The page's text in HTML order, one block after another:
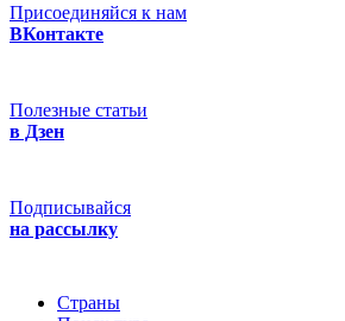
Присоединяйся к нам
ВКонтакте
Полезные статьи
в Дзен
Подписывайся
на рассылку
Страны